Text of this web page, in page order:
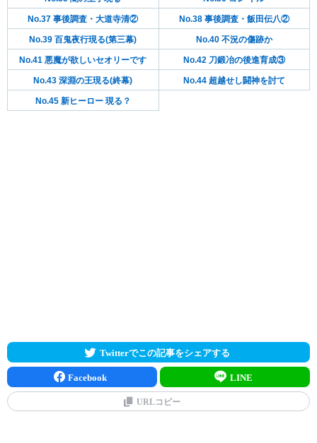
No.37 事後調査・大道寺清② No.38 事後調査・飯田伝八②
No.39 百鬼夜行現る(第三幕) No.40 不況の傷跡か
No.41 悪魔が欲しいセオリーです No.42 刀鍛冶の後進育成③
No.43 深淵の王現る(終幕) No.44 超越せし闘神を討て
No.45 新ヒーロー 現る？
Twitterでこの記事をシェアする
Facebook LINE
URLコピー